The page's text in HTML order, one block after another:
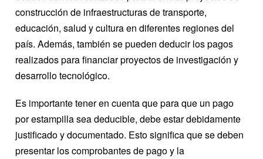
construcción de infraestructuras de transporte,
educación, salud y cultura en diferentes regiones del
país. Además, también se pueden deducir los pagos
realizados para financiar proyectos de investigación y
desarrollo tecnológico.
Es importante tener en cuenta que para que un pago
por estampilla sea deducible, debe estar debidamente
justificado y documentado. Esto significa que se deben
presentar los comprobantes de pago y la